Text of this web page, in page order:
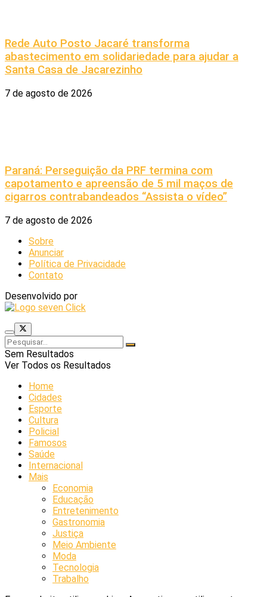
Rede Auto Posto Jacaré transforma
abastecimento em solidariedade para ajudar a
Santa Casa de Jacarezinho
7 de agosto de 2026
Paraná: Perseguição da PRF termina com
capotamento e apreensão de 5 mil maços de
cigarros contrabandeados “Assista o vídeo”
7 de agosto de 2026
Sobre
Anunciar
Política de Privacidade
Contato
Desenvolvido por
Sem Resultados
Ver Todos os Resultados
Home
Cidades
Esporte
Cultura
Policial
Famosos
Saúde
Internacional
Mais
Economia
Educação
Entretenimento
Gastronomia
Justiça
Meio Ambiente
Moda
Tecnologia
Trabalho